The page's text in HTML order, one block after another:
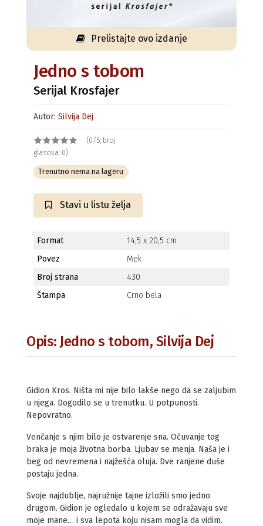
Prelistajte ovo izdanje
Jedno s tobom
Serijal Krosfajer
Autor: Silvija Dej
(0/5; broj
glasova: 0)
Trenutno nema na lageru
Stavi u listu želja
Format
14,5 x 20,5 cm
Povez
Mek
Broj strana
430
Štampa
Crno bela
Opis: Jedno s tobom, Silvija Dej
Gidion Kros. Ništa mi nije bilo lakše nego da se zaljubim
u njega. Dogodilo se u trenutku. U potpunosti.
Nepovratno.
Venčanje s njim bilo je ostvarenje sna. Očuvanje tog
braka je moja životna borba. Ljubav se menja. Naša je i
beg od nevremena i najžešća oluja. Dve ranjene duše
postaju jedna.
Svoje najdublje, najružnije tajne izložili smo jedno
drugom. Gidion je ogledalo u kojem se odražavaju sve
moje mane… i sva lepota koju nisam mogla da vidim.